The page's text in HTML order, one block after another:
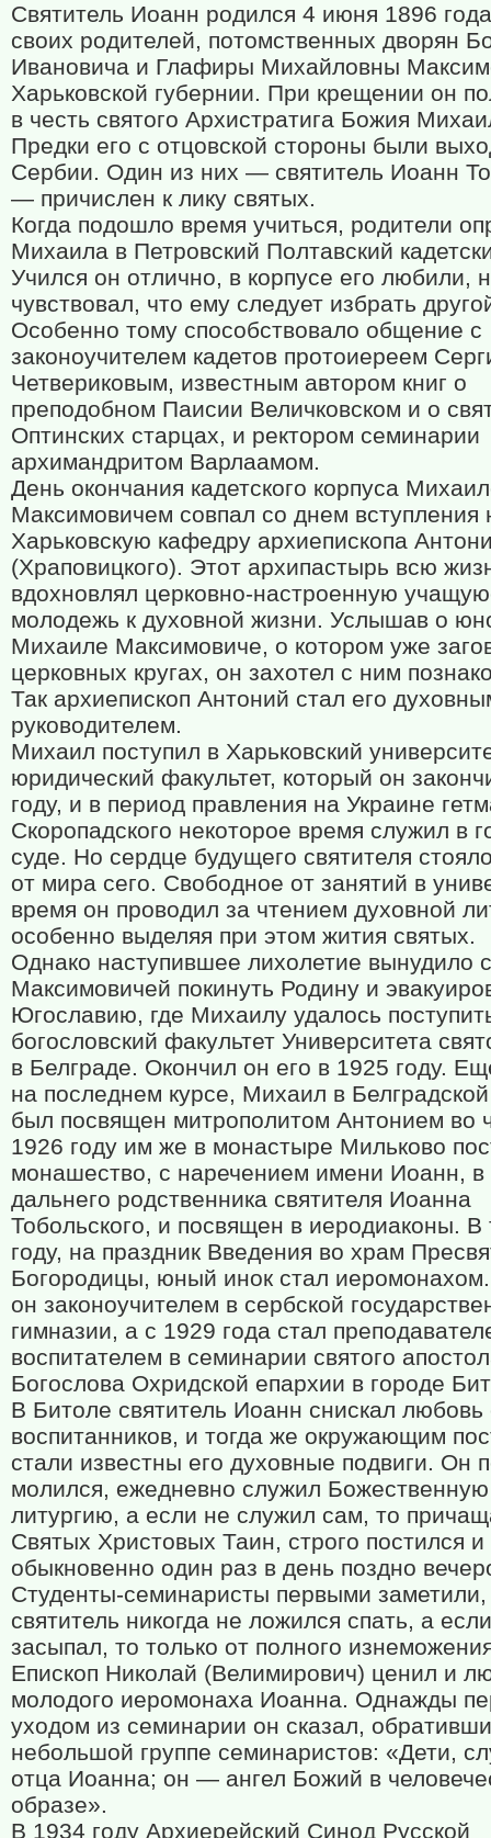
Святитель Иоанн родился 4 июня 1896
своих родителей, потомственных дворян
Ивановича и Глафиры Михайловны
Харьковской губернии. При крещении он
в честь святого Архистратига Божия
Предки его с отцовской стороны были
Сербии. Один из них — святитель Иоанн
— причислен к лику святых.
Когда подошло время учиться, родители
Михаила в Петровский Полтавский
Учился он отлично, в корпусе его любили,
чувствовал, что ему следует избрать
Особенно тому способствовало общение с
законоучителем кадетов протоиереем
Четвериковым, известным автором книг о
преподобном Паисии Величковском и о
Оптинских старцах, и ректором семинарии
архимандритом Варлаамом.
День окончания кадетского корпуса
Максимовичем совпал со днем вступления
Харьковскую кафедру архиепископа
(Храповицкого). Этот архипастырь всю
вдохновлял церковно-настроенную
молодежь к духовной жизни. Услышав о
Михаиле Максимовиче, о котором уже
церковных кругах, он захотел с ним
Так архиепископ Антоний стал его
руководителем.
Михаил поступил в Харьковский
юридический факультет, который он
году, и в период правления на Украине
Скоропадского некоторое время служил в
суде. Но сердце будущего святителя
от мира сего. Свободное от занятий в
время он проводил за чтением духовной
особенно выделяя при этом жития святых.
Однако наступившее лихолетие вынудило
Максимовичей покинуть Родину и
Югославию, где Михаилу удалось
богословский факультет Университета
в Белграде. Окончил он его в 1925 году.
на последнем курсе, Михаил в
был посвящен митрополитом Антонием во
1926 году им же в монастыре Мильково
монашество, с наречением имени Иоанн, в
дальнего родственника святителя Иоанна
Тобольского, и посвящен в иеродиаконы.
году, на праздник Введения во храм
Богородицы, юный инок стал
он законоучителем в сербской
гимназии, а с 1929 года стал
воспитателем в семинарии святого
Богослова Охридской епархии в городе
В Битоле святитель Иоанн снискал любовь
воспитанников, и тогда же окружающим
стали известны его духовные подвиги. Он
молился, ежедневно служил Божественную
литургию, а если не служил сам, то
Святых Христовых Таин, строго постился и
обыкновенно один раз в день поздно
Студенты-семинаристы первыми заметили,
святитель никогда не ложился спать, а
засыпал, то только от полного
Епископ Николай (Велимирович) ценил и
молодого иеромонаха Иоанна. Однажды
уходом из семинарии он сказал,
небольшой группе семинаристов: «Дети,
отца Иоанна; он — ангел Божий в
образе».
В 1934 году Архиерейский Синод Русской